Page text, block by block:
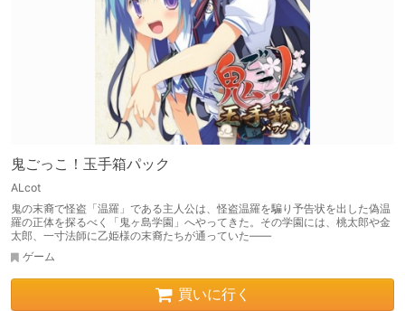
鬼ごっこ！玉手箱パック
ALcot
鬼の末裔で怪盗「温羅」である主人公は、怪盗温羅を騙り予告状を出した偽温
羅の正体を探るべく「鬼ヶ島学園」へやってきた。その学園には、桃太郎や金
太郎、一寸法師に乙姫様の末裔たちが通っていた――
ゲーム
買いに行く